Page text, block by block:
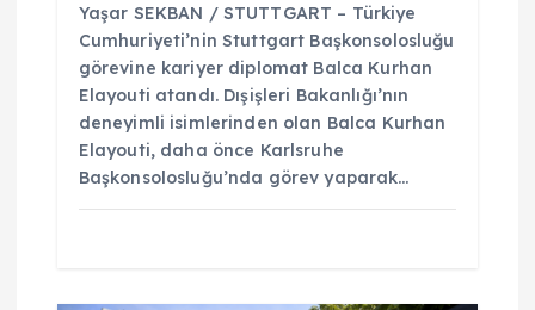
Yaşar SEKBAN / STUTTGART – Türkiye
Cumhuriyeti’nin Stuttgart Başkonsolosluğu
görevine kariyer diplomat Balca Kurhan
Elayouti atandı. Dışişleri Bakanlığı’nın
deneyimli isimlerinden olan Balca Kurhan
Elayouti, daha önce Karlsruhe
Başkonsolosluğu’nda görev yaparak…